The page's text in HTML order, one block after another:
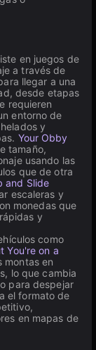
en juegos de
a través de
llegar a una
desde etapas
requieren
entorno de
y
Your Obby
tamaño,
usando las
que de otra
and Slide
escaleras y
monedas que
y
como
You're on a
montas en
lo que cambia
para despejar
el formato de
en mapas de